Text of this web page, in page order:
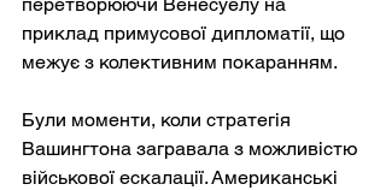
приклад примусової дипломатії, що
межує з колективним покаранням.
Були моменти, коли стратегія
Вашингтона загравала з можливістю
військової ескалації. Американські